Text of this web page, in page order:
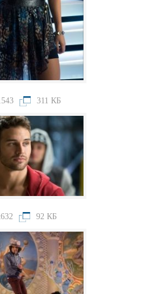
311 КБ
92 КБ